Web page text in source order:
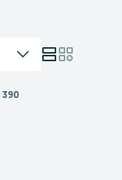
390